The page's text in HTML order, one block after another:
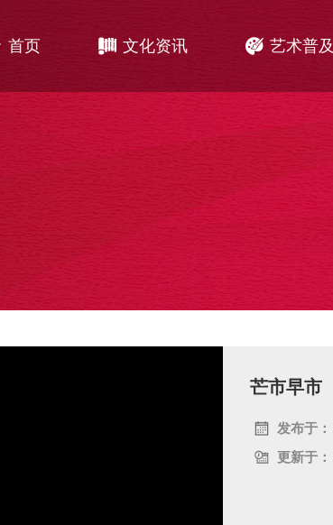
首页 文化资讯 艺术普及
芒市早市
发布于：
更新于：